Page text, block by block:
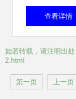
铸就幸福生
查看详情
如若转载，请注明出
2.html
第一页 上一页